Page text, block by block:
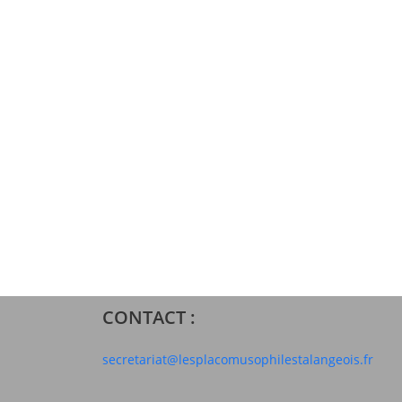
CONTACT :
secretariat@lesplacomusophilestalangeois.fr